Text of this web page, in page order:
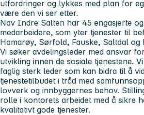
utfordringer og lykkes med plan for
være den vi ser etter.
Nav Indre Salten har 45 engasjerte
medarbeidere, som yter tjenester til
Hamarøy, Sørfold, Fauske, Saltdal og
Vi søker avdelingsleder med ansvar
utvikling innen de sosiale tjenestene.
faglig sterk leder som kan bidra til å
tjenestetilbudet i tråd med
lovverk og innbyggernes behov.
rolle i kontorets arbeidet med å sikre
kvalitativt gode tjenester.